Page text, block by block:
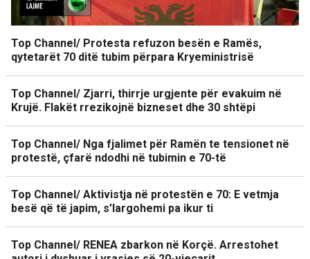
Top Channel/ Protesta refuzon besën e Ramës,
qytetarët 70 ditë tubim përpara Kryeministrisë
Top Channel/ Zjarri, thirrje urgjente për evakuim në
Krujë. Flakët rrezikojnë bizneset dhe 30 shtëpi
Top Channel/ Nga fjalimet për Ramën te tensionet në
protestë, çfarë ndodhi në tubimin e 70-të
Top Channel/ Aktivistja në protestën e 70: E vetmja
besë që të japim, s’largohemi pa ikur ti
Top Channel/ RENEA zbarkon në Korçë. Arrestohet